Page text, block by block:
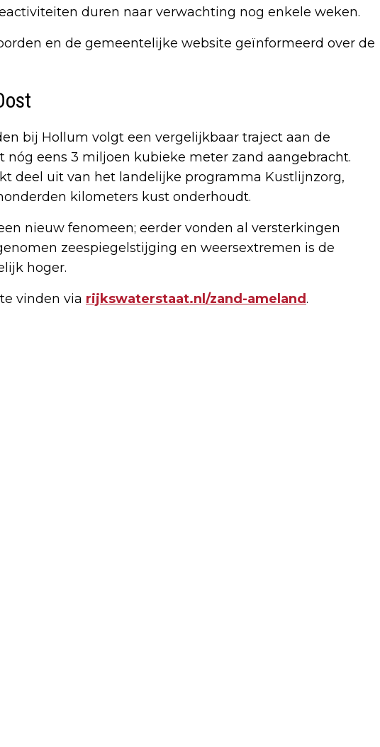
duren naar verwachting nog enkele weken.
en de gemeentelijke website geïnformeerd over de
bij Hollum volgt een vergelijkbaar traject aan de
nóg eens 3 miljoen kubieke meter zand aangebracht.
deel uit van het landelijke programma Kustlijnzorg,
kilometers kust onderhoudt.
nieuw fenomeen; eerder vonden al versterkingen
zeespiegelstijging en weersextremen is de
hoger.
vinden via rijkswaterstaat.nl/zand-ameland.